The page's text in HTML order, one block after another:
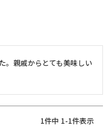
。親戚からとても美味しい
1件中 1-1件表示